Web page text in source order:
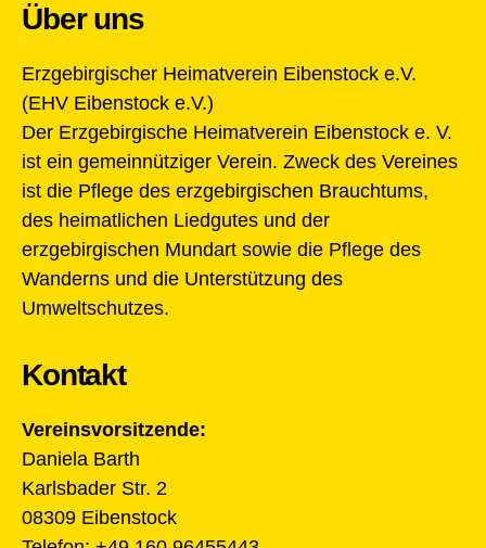
Über uns
Erzgebirgischer Heimatverein Eibenstock e.V.
(EHV Eibenstock e.V.)
Der Erzgebirgische Heimatverein Eibenstock e. V.
ist ein gemeinnütziger Verein. Zweck des Vereines
ist die Pflege des erzgebirgischen Brauchtums,
des heimatlichen Liedgutes und der
erzgebirgischen Mundart sowie die Pflege des
Wanderns und die Unterstützung des
Umweltschutzes.
Kontakt
Vereinsvorsitzende:
Daniela Barth
Karlsbader Str. 2
08309 Eibenstock